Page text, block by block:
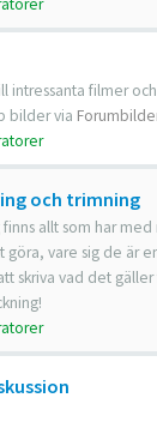
intressanta filmer
bilder via
och trimning
allt som har
göra, vare sig de är
skriva vad det